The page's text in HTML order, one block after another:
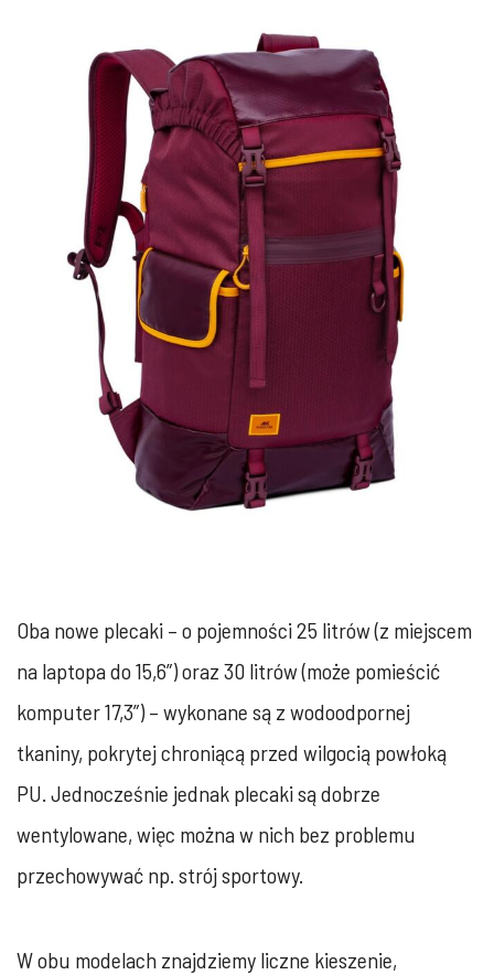
Oba nowe plecaki – o pojemności 25 litrów (z miejscem
na laptopa do 15,6”) oraz 30 litrów (może pomieścić
komputer 17,3”) – wykonane są z wodoodpornej
tkaniny, pokrytej chroniącą przed wilgocią powłoką
PU. Jednocześnie jednak plecaki są dobrze
wentylowane, więc można w nich bez problemu
przechowywać np. strój sportowy.
W obu modelach znajdziemy liczne kieszenie,